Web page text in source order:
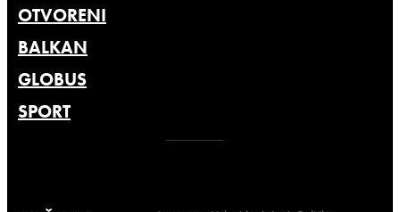
OTVORENI
BALKAN
GLOBUS
SPORT